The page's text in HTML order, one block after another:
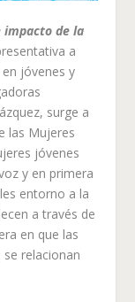
impacto de la
a
jóvenes y
surge a
las Mujeres
jóvenes
y en primera
entorno a la
a través de
en que las
relacionan